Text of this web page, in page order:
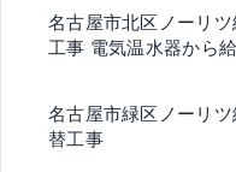
名古屋市北区ノーリ
工事 電気温水器から
名古屋市緑区ノーリ
替工事